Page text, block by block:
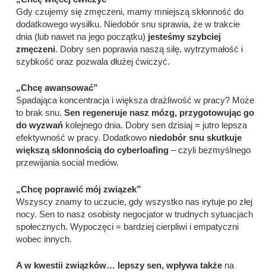
Gdy czujemy się zmęczeni, mamy mniejszą skłonność do
dodatkowego wysiłku. Niedobór snu sprawia, że w trakcie
dnia (lub nawet na jego początku) jesteśmy szybciej
zmęczeni. Dobry sen poprawia naszą siłę, wytrzymałość i
szybkość oraz pozwala dłużej ćwiczyć.
„Chcę awansować”
Spadająca koncentracja i większa drażliwość w pracy? Może
to brak snu.Sen regeneruje nasz mózg, przygotowując go
do wyzwań kolejnego dnia. Dobry sen dzisiaj = jutro lepsza
efektywność w pracy. Dodatkowo niedobór snu skutkuje
większą skłonnością do cyberloafing – czyli bezmyślnego
przewijania social mediów.
„Chcę poprawić mój związek”
Wszyscy znamy to uczucie, gdy wszystko nas irytuje po złej
nocy. Sen to nasz osobisty negocjator w trudnych sytuacjach
społecznych. Wypoczęci = bardziej cierpliwi i empatyczni
wobec innych.
A w kwestii związków… lepszy sen, wpływa także na